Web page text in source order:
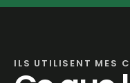
ILS UTILISENT MES